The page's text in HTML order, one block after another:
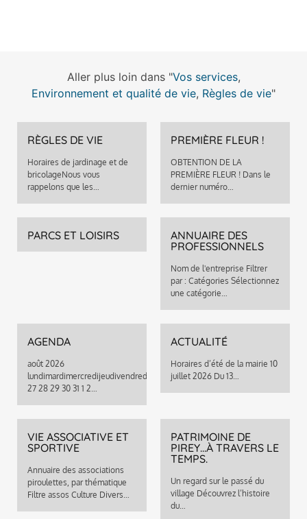
Aller plus loin dans "Vos services,
Environnement et qualité de vie, Règles de vie"
RÈGLES DE VIE
Horaires de jardinage et de
bricolageNous vous
rappelons que les…
PREMIÈRE FLEUR !
OBTENTION DE LA
PREMIÈRE FLEUR ! Dans le
dernier numéro…
PARCS ET LOISIRS
ANNUAIRE DES
PROFESSIONNELS
Nom de l'entreprise Filtrer
par : Catégories Sélectionnez
une catégorie…
AGENDA
août 2026
lundimardimercredijeudivendredisamedidimanche
27 28 29 30 31 1 2…
ACTUALITÉ
Horaires d’été de la mairie 10
juillet 2026 Du 13…
VIE ASSOCIATIVE ET
SPORTIVE
Annuaire des associations
piroulettes, par thématique
Filtre assos Culture Divers…
PATRIMOINE DE
PIREY...À TRAVERS LE
TEMPS.
Un regard sur le passé du
village Découvrez l’histoire
du…